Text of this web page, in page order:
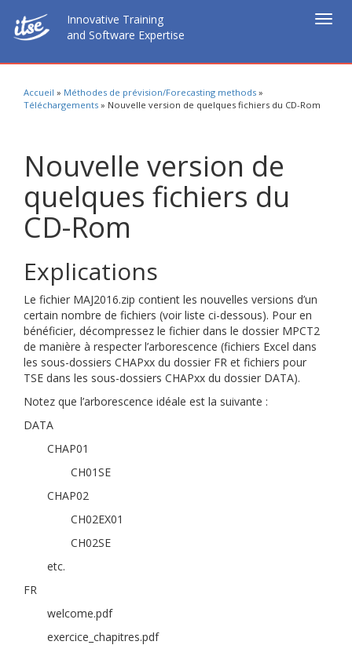
Innovative Training
and Software Expertise
Accueil » Méthodes de prévision/Forecasting methods »
Téléchargements » Nouvelle version de quelques fichiers du CD-Rom
Nouvelle version de
quelques fichiers du
CD-Rom
Explications
Le fichier MAJ2016.zip contient les nouvelles versions d’un
certain nombre de fichiers (voir liste ci-dessous). Pour en
bénéficier, décompressez le fichier dans le dossier MPCT2
de manière à respecter l’arborescence (fichiers Excel dans
les sous-dossiers CHAPxx du dossier FR et fichiers pour
TSE dans les sous-dossiers CHAPxx du dossier DATA).
Notez que l’arborescence idéale est la suivante :
DATA
CHAP01
CH01SE
CHAP02
CH02EX01
CH02SE
etc.
FR
welcome.pdf
exercice_chapitres.pdf